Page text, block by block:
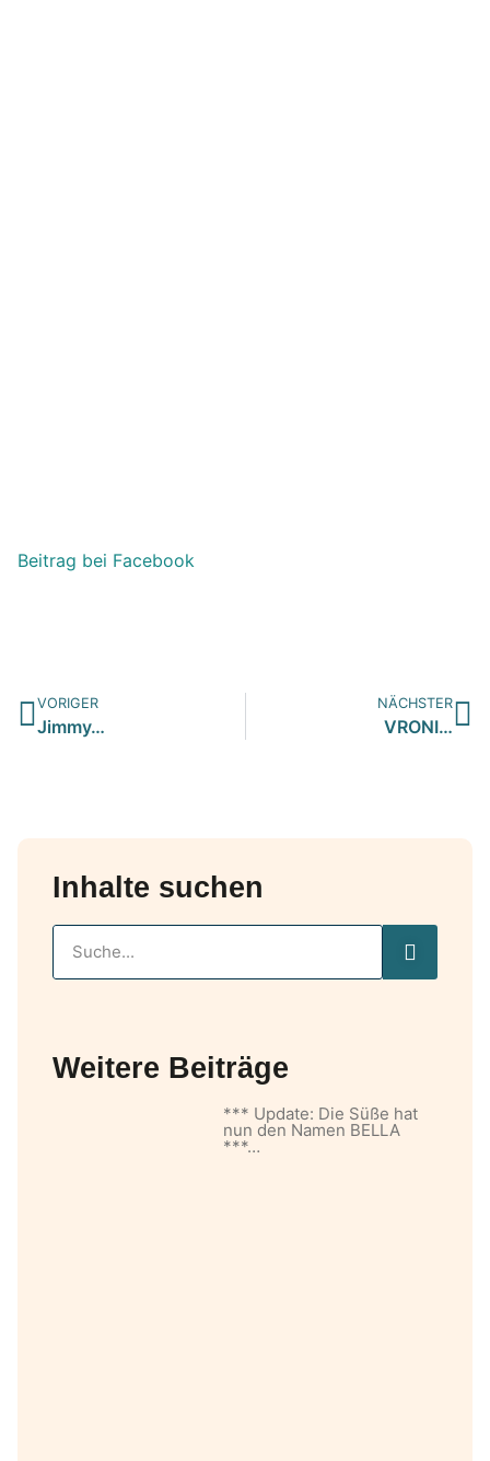
Beitrag bei Facebook
VORIGER
Jimmy…
NÄCHSTER
VRONI…
Inhalte suchen
Weitere Beiträge
*** Update: Die Süße hat
nun den Namen BELLA
***…